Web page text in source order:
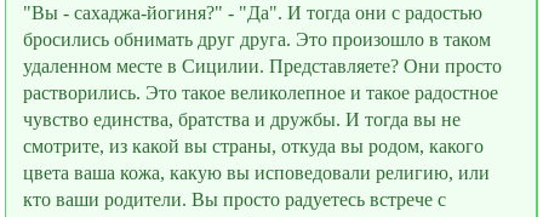
"Вы - сахаджа-йогиня?" - "Да". И тогда они с радостью
бросились обнимать друг друга. Это произошло в таком
удалeнном месте в Сицилии. Представляете? Они просто
растворились. Это такое великолепное и такое радостное
чувство единства, братства и дружбы. И тогда вы не
смотрите, из какой вы страны, откуда вы родом, какого
цвета ваша кожа, какую вы исповедовали религию, или
кто ваши родители. Вы просто радуетесь встрече с